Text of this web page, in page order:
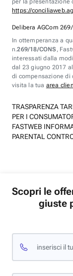
per la presentazione
https://
Delibera AGCom
In ottemperanza a
n.269/18/CONS ,
interessati dalla
dal 23 giugno 2017
di compensazione di
visita la tua area
TRASPARENZA
PER I
FASTWEB
PARENTAL
Scopri le
giuste
inserisci il